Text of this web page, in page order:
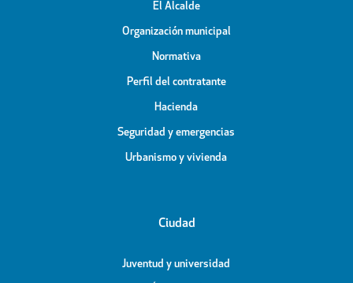
El Alcalde
Organización municipal
Normativa
Perfil del contratante
Hacienda
Seguridad y emergencias
Urbanismo y vivienda
Ciudad
Juventud y universidad